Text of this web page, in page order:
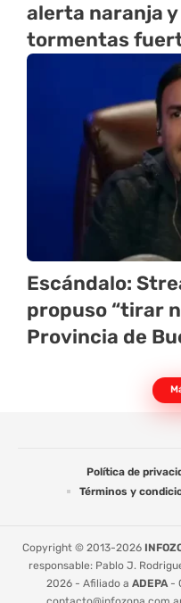
alerta naranja
tormentas
Escándalo:
propuso “tirar
Provincia de
Política de
Términos y
Copyright © 2013-2026
responsable: Pablo J.
2026 - Afiliado a ADEPA -